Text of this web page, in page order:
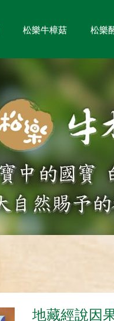
松樂牛樟菇 松樂
地藏經說因